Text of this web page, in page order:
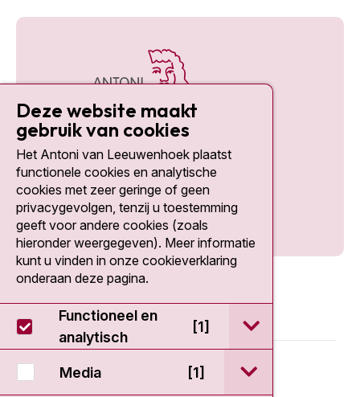
Social media
© 2026 - Antoni van Leeuwenhoek
Deze website maakt
gebruik van cookies
Het Antoni van Leeuwenhoek plaatst
functionele cookies en analytische
cookies met zeer geringe of geen
privacygevolgen, tenzij u toestemming
geeft voor andere cookies (zoals
hieronder weergegeven). Meer informatie
kunt u vinden in onze cookieverklaring
onderaan deze pagina.
Functioneel en
analytisch
[1] open / sluit
Media [1] open / sluit